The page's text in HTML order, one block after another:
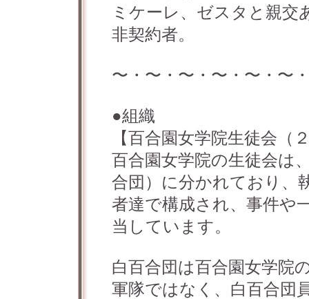
ミケーレ、ゼスタと親交
非契約者。
〜・〜・〜・〜・〜・〜
●組織
【百合園女学院生徒会（
百合園女学院の生徒会は
合団）に分かれており、
者達で構成され、事件や
当しています。
白百合団は百合園女学院
軍隊ではなく、白百合団